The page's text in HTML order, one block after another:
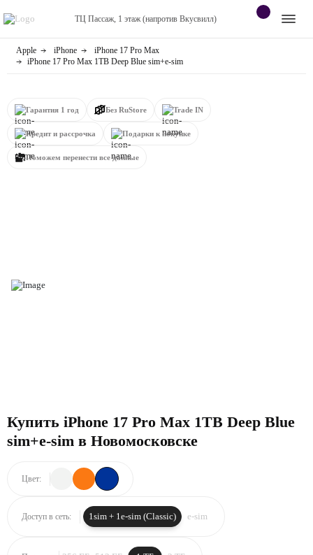
ТЦ Пассаж, 1 этаж (напротив Вкусвилл)
Контакты
магазине
Apple
Яндекс станции
Приставки
Apple iPhone
iPhone 17 Pro Max
iPhone 17 Pro Max 1TB Deep Blue sim+e-sim
Гарантия 1 год Без RuStore Trade IN
Кредит и рассрочка Подарки к покупке
Поможем перенести все данные
Купить iPhone 17 Pro Max 1TB Deep Blue
sim+e-sim в Новомосковске
Цвет:
Доступ в сеть: 1sim + 1e-sim (Classic) e-sim